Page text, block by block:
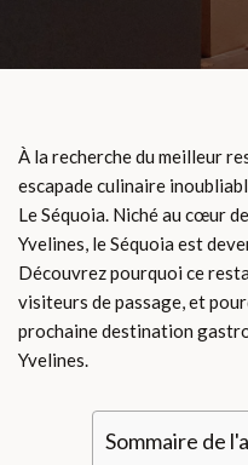
À la recherche du meilleur
escapade culinaire
Le Séquoia. Niché au cœur
Yvelines, le Séquoia est
Découvrez pourquoi ce
visiteurs de passage, et
prochaine destination
Yvelines.
Sommaire de